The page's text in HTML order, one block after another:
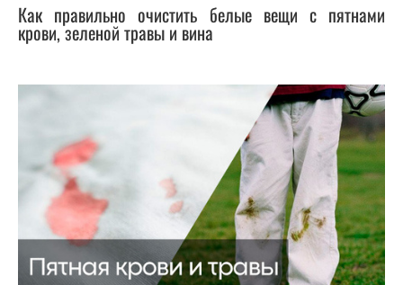
Как правильно очистить белые вещи с пятнами
крови, зеленой травы и вина